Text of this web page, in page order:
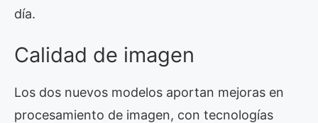
día.
Calidad de imagen
Los dos nuevos modelos aportan mejoras en
procesamiento de imagen, con tecnologías